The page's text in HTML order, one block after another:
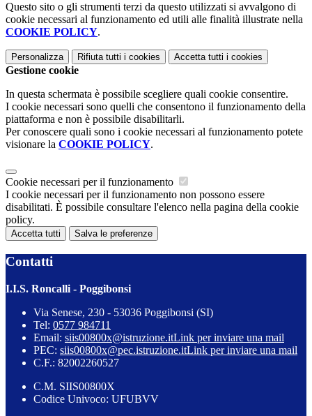
Questo sito o gli strumenti terzi da questo utilizzati si avvalgono di
cookie necessari al funzionamento ed utili alle finalità illustrate nella
COOKIE POLICY.
Personalizza Rifiuta tutti i cookies Accetta tutti i cookies
Gestione cookie
In questa schermata è possibile scegliere quali cookie consentire.
I cookie necessari sono quelli che consentono il funzionamento della
piattaforma e non è possibile disabilitarli.
Per conoscere quali sono i cookie necessari al funzionamento potete
visionare la COOKIE POLICY.
Cookie necessari per il funzionamento
I cookie necessari per il funzionamento non possono essere
disabilitati. È possibile consultare l'elenco nella pagina della cookie
policy.
Accetta tutti Salva le preferenze
Contatti
I.I.S. Roncalli - Poggibonsi
Via Senese, 230 - 53036 Poggibonsi (SI)
Tel: 0577 984711
Email: siis00800x@istruzione.itLink per inviare una mail
PEC: siis00800x@pec.istruzione.itLink per inviare una mail
C.F.: 82002260527
C.M. SIIS00800X
Codice Univoco: UFUBVV